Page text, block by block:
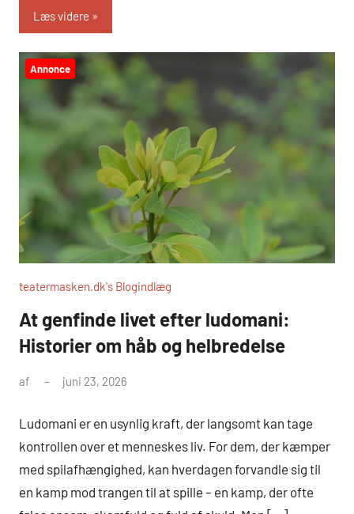
Læs videre
Annonce
teatermasken.dk's Blogindlæg
At genfinde livet efter ludomani:
Historier om håb og helbredelse
af juni 23, 2026
Ludomani er en usynlig kraft, der langsomt kan tage
kontrollen over et menneskes liv. For dem, der kæmper
med spilafhængighed, kan hverdagen forvandle sig til
en kamp mod trangen til at spille – en kamp, der ofte